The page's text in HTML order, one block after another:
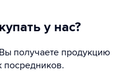
у нас?
Вы получаете продукцию
посредников.